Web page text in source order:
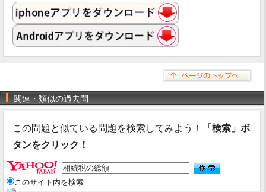
関連・類似の過去問
この問題と似ている問題を検索してみよう！
「検索」ボ
タンをクリック！
このサイト内を検索